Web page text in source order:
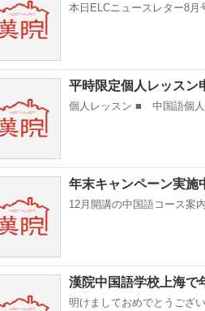
本日ELCニュースレター8
平時限定個人レッスン
個人レッスン ■ 中国語個
年末キャンペーン実施
12月開講の中国語コース
漢院中国語学校上海で
明けましておめでとうござ